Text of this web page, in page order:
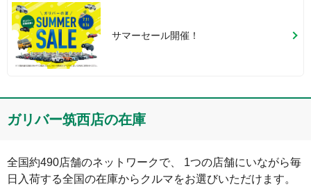
サマーセール開催！
ガリバー筑西店の在庫
全国約490店舗のネットワークで、 1つの店舗にいながら毎
日入荷する全国の在庫からクルマをお選びいただけます。